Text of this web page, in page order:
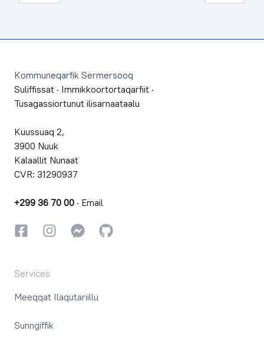
Kommuneqarfik Sermersooq
Suliffissat · Immikkoortortaqarfiit ·
Tusagassiortunut ilisarnaataalu
Kuussuaq 2,
3900 Nuuk
Kalaallit Nunaat
CVR: 31290937
+299 36 70 00 · Email
FacebookkiInstagrammiInstagrammi
GitHub
Services
Meeqqat Ilaqutariillu
Sunngiffik